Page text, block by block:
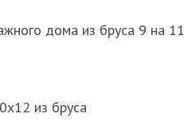
дома из бруса 9 на 11
из бруса